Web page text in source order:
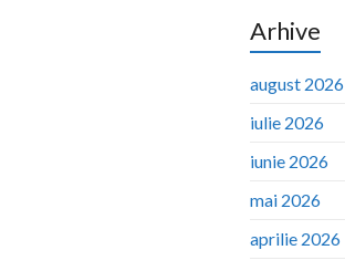
Arhive
august 2026
iulie 2026
iunie 2026
mai 2026
aprilie 2026